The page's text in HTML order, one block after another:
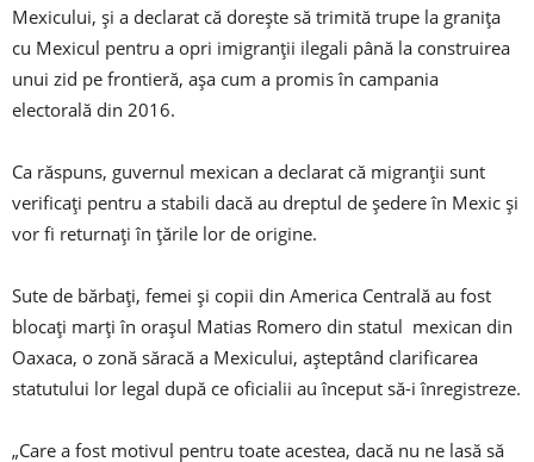
Mexicului, și a declarat că dorește să trimită trupe la granița
cu Mexicul pentru a opri imigranții ilegali până la construirea
unui zid pe frontieră, așa cum a promis în campania
electorală din 2016.
Ca răspuns, guvernul mexican a declarat că migranții sunt
verificați pentru a stabili dacă au dreptul de ședere în Mexic și
vor fi returnați în țările lor de origine.
Sute de bărbați, femei și copii din America Centrală au fost
blocați marți în orașul Matias Romero din statul mexican din
Oaxaca, o zonă săracă a Mexicului, așteptând clarificarea
statutului lor legal după ce oficialii au început să-i înregistreze.
„Care a fost motivul pentru toate acestea, dacă nu ne lasă să